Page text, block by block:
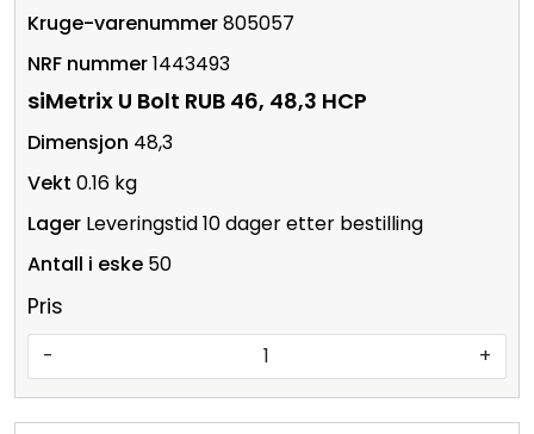
805057
1443493
siMetrix U Bolt RUB 46, 48,3 HCP
48,3
0.16 kg
Leveringstid 10 dager etter bestilling
50
Pris
- +